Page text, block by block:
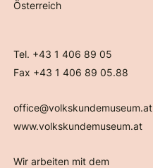
Österreich
Tel. +43 1 406 89 05
Fax +43 1 406 89 05.88
office@volkskundemuseum.at
www.volkskundemuseum.at
Wir arbeiten mit dem